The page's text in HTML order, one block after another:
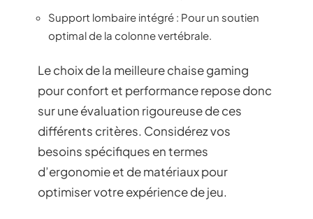
Support lombaire intégré : Pour un soutien
optimal de la colonne vertébrale.
Le choix de la meilleure chaise gaming
pour confort et performance repose donc
sur une évaluation rigoureuse de ces
différents critères. Considérez vos
besoins spécifiques en termes
d’ergonomie et de matériaux pour
optimiser votre expérience de jeu.